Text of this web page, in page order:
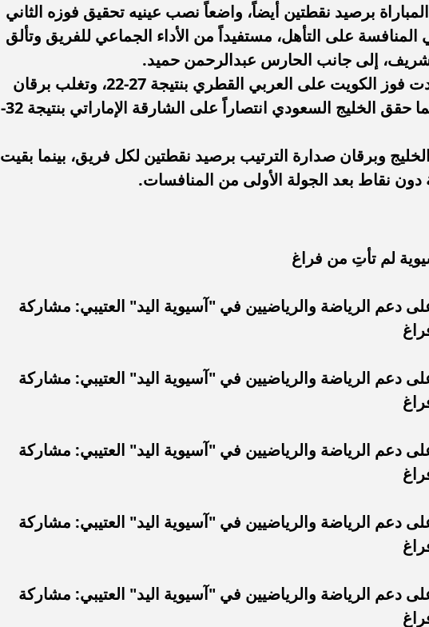
برصيد نقطتين أيضاً، واضعاً نصب عينيه تحقيق فوزه الثاني
على التأهل، مستفيداً من الأداء الجماعي للفريق وتألق
إلى جانب الحارس عبدالرحمن حميد.
وكانت الجولة الافتتاحية قد شهدت فوز الكويت على العربي القطري بنتيجة 27-22، وتغلب برقان
على الدحيل القطري 29-28، فيما حقق الخليج السعودي انتصاراً على الشارقة الإماراتي بنتيجة 32-
وبرقان صدارة الترتيب برصيد نقطتين لكل فريق، بينما بقيت
دون نقاط بعد الجولة الأولى من المنافسات.
لم تأتِ من فراغ
دعم الرياضة والرياضيين في "آسيوية اليد" العتيبي: مشاركة
دعم الرياضة والرياضيين في "آسيوية اليد" العتيبي: مشاركة
دعم الرياضة والرياضيين في "آسيوية اليد" العتيبي: مشاركة
دعم الرياضة والرياضيين في "آسيوية اليد" العتيبي: مشاركة
دعم الرياضة والرياضيين في "آسيوية اليد" العتيبي: مشاركة